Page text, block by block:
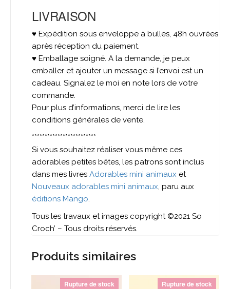
LIVRAISON
♥ Expédition sous enveloppe à bulles, 48h ouvrées
après réception du paiement.
♥ Emballage soigné. A la demande, je peux
emballer et ajouter un message si l’envoi est un
cadeau. Signalez le moi en note lors de votre
commande.
Pour plus d’informations, merci de lire les
conditions générales de vente.
*************************
Si vous souhaitez réaliser vous même ces
adorables petites bêtes, les patrons sont inclus
dans mes livres Adorables mini animaux et
Nouveaux adorables mini animaux , paru aux
éditions Mango
Tous les travaux et images copyright ©2021 So
Croch’ – Tous droits réservés.
Produits similaires
Rupture de stock Rupture de stock